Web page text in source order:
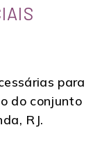
para
do conjunto
RJ.